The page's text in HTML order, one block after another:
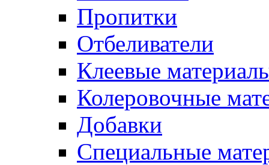
Пропитки
Отбеливатели
Клеевые
Колеровочные
Добавки
Специальные